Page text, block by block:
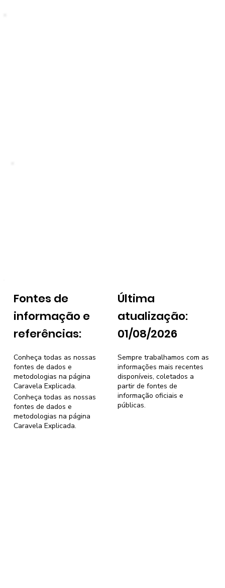
Fontes de
informação e
referências:
Última
atualização:
01/08/2026
Sempre trabalhamos com as
informações mais recentes
disponíveis, coletados a
partir de fontes de
informação oficiais e
públicas.
Conheça todas as nossas
fontes de dados e
metodologias na página
Caravela Explicada.
Conheça todas as nossas
fontes de dados e
metodologias na página
Caravela Explicada.